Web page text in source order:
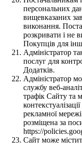
персональних
вищевказаних
виконання.
розкривати і не
Покупців для
Адміністратор
послуг для
Додатків.
Адміністратор
службу веб-
трафік Сайту та
рекламної
розміщена за
https://
Сайт може